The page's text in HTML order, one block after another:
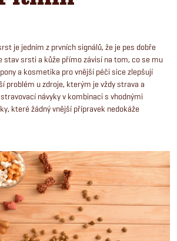
je jedním z prvních signálů, že je pes dobře
stav srsti a kůže přímo závisí na tom, co se mu
a kosmetika pro vnější péči sice zlepšují
problém u zdroje, kterým je vždy strava a
návyky v kombinaci s vhodnými
které žádný vnější přípravek nedokáže